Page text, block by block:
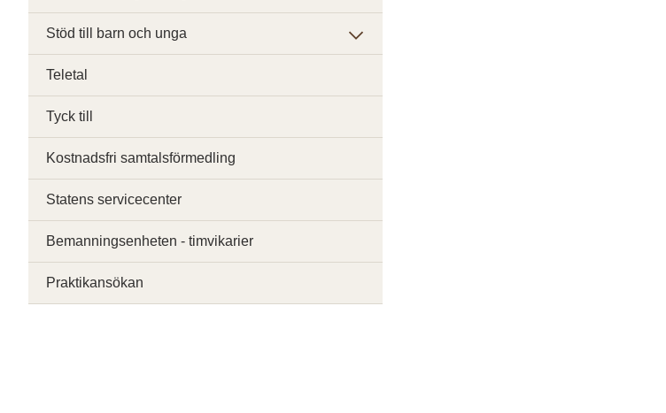
Stöd till barn och unga
Teletal
Tyck till
Kostnadsfri samtalsförmedling
Statens servicecenter
Bemanningsenheten - timvikarier
Praktikansökan